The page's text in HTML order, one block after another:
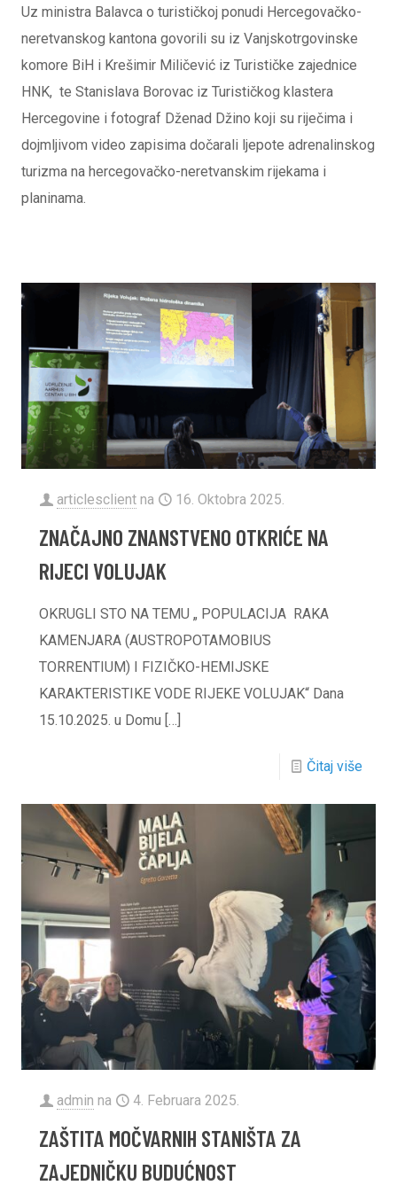
Uz ministra Balavca o turističkoj ponudi Hercegovačko-
neretvanskog kantona govorili su iz Vanjskotrgovinske
komore BiH i Krešimir Miličević iz Turističke zajednice
HNK, te Stanislava Borovac iz Turističkog klastera
Hercegovine i fotograf Dženad Džino koji su riječima i
dojmljivom video zapisima dočarali ljepote adrenalinskog
turizma na hercegovačko-neretvanskim rijekama i
planinama.
articlesclient na 16. Oktobra 2025.
ZNAČAJNO ZNANSTVENO OTKRIĆE NA
RIJECI VOLUJAK
OKRUGLI STO NA TEMU „ POPULACIJA RAKA
KAMENJARA (AUSTROPOTAMOBIUS
TORRENTIUM) I FIZIČKO-HEMIJSKE
KARAKTERISTIKE VODE RIJEKE VOLUJAK“ Dana
15.10.2025. u Domu […]
Čitaj više
admin na 4. Februara 2025.
ZAŠTITA MOČVARNIH STANIŠTA ZA
ZAJEDNIČKU BUDUĆNOST